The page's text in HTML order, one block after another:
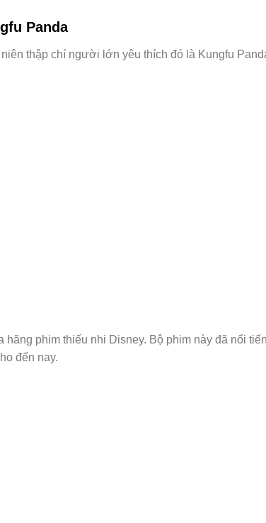
Panda
thập chí người lớn yêu thích đó là Kungfu
phim thiếu nhi Disney. Bộ phim này đã nổi
đến nay.